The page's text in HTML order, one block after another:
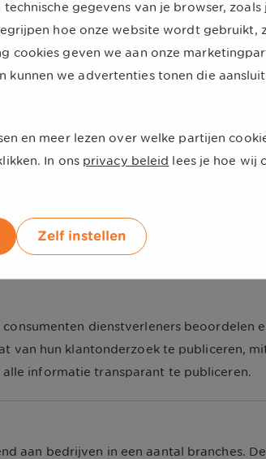
wordt onder andere
Award
jaar op rij de Beste Service Award voor
cijfer van 9,1. Consumenten zijn
Ook blijkt dat het vertrouwen in
onze klanten te helpen. Wij willen
van de interne processen
onze klanten".
dienstverleners beoordelen
van hun klantonderzoek te publiceren,
informatie transparant te publiceren.
aan bedrijven in een aantal branches.
gegevens van je browser, zoals
hoe onze website wordt gebruikt,
cookies geven we aan onze
kunnen we advertenties tonen die
en meer lezen over welke partijen
In ons privacy beleid lees je hoe wij
Zelf instellen